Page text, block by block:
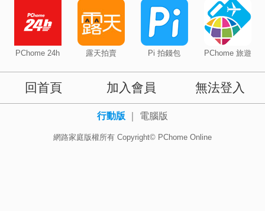
PChome 24h 露天拍賣 Pi 拍錢包 PChome 旅遊
回首頁 加入會員 無法登入
行動版 電腦版
網路家庭版權所有 Copyright© PChome Online